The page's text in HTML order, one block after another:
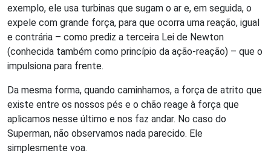
exemplo, ele usa turbinas que sugam o ar e, em seguida, o
expele com grande força, para que ocorra uma reação, igual
e contrária – como prediz a terceira Lei de Newton
(conhecida também como princípio da ação-reação) – que o
impulsiona para frente.
Da mesma forma, quando caminhamos, a força de atrito que
existe entre os nossos pés e o chão reage à força que
aplicamos nesse último e nos faz andar. No caso do
Superman, não observamos nada parecido. Ele
simplesmente voa.